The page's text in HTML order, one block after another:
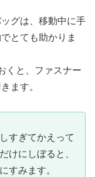
グは、移動中に手
とても助かりま
くと、ファスナー
ます。
すぎてかえって
けにしぼると、
すみます。